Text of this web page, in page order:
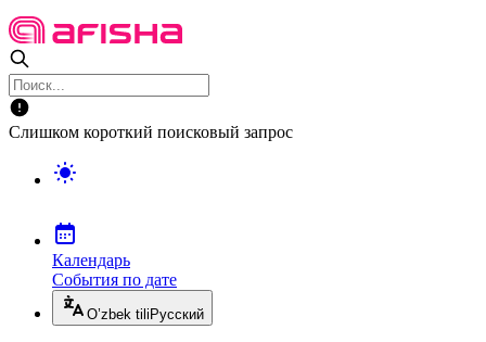
Слишком короткий поисковый запрос
Календарь
События по дате
O’zbek tili Русский